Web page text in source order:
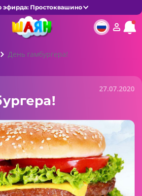
эфирда: Простоквашино
День гамбургера!
27.07.2020